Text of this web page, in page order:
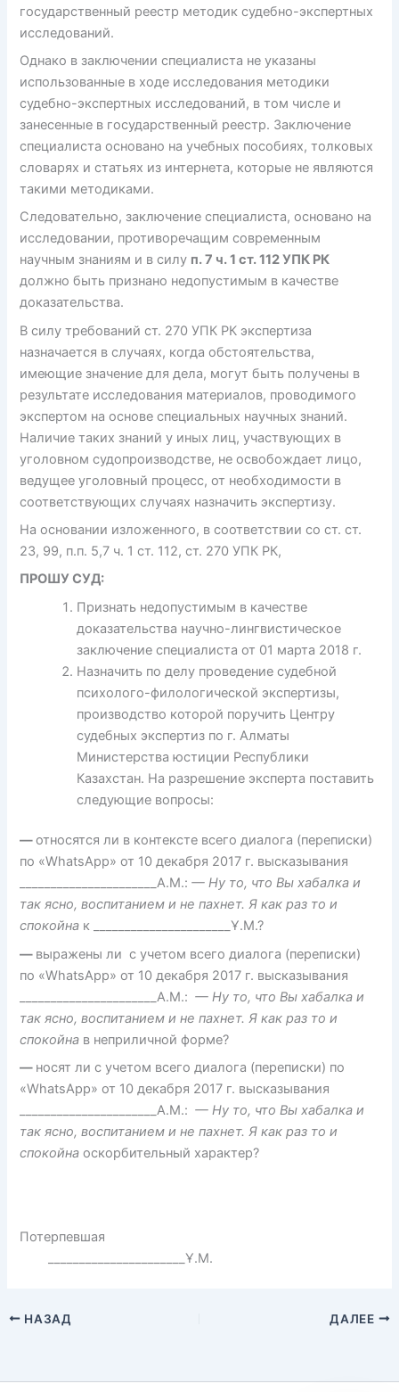
государственный реестр методик судебно-экспертных
исследований.
Однако в заключении специалиста не указаны
использованные в ходе исследования методики
судебно-экспертных исследований, в том числе и
занесенные в государственный реестр. Заключение
специалиста основано на учебных пособиях, толковых
словарях и статьях из интернета, которые не являются
такими методиками.
Следовательно, заключение специалиста, основано на
исследовании, противоречащим современным
научным знаниям и в силу п. 7 ч. 1 ст. 112 УПК РК
должно быть признано недопустимым в качестве
доказательства.
В силу требований ст. 270 УПК РК экспертиза
назначается в случаях, когда обстоятельства,
имеющие значение для дела, могут быть получены в
результате исследования материалов, проводимого
экспертом на основе специальных научных знаний.
Наличие таких знаний у иных лиц, участвующих в
уголовном судопроизводстве, не освобождает лицо,
ведущее уголовный процесс, от необходимости в
соответствующих случаях назначить экспертизу.
На основании изложенного, в соответствии со ст. ст.
23, 99, п.п. 5,7 ч. 1 ст. 112, ст. 270 УПК РК,
ПРОШУ СУД:
Признать недопустимым в качестве
доказательства научно-лингвистическое
заключение специалиста от 01 марта 2018 г.
Назначить по делу проведение судебной
психолого-филологической экспертизы,
производство которой поручить Центру
судебных экспертиз по г. Алматы
Министерства юстиции Республики
Казахстан. На разрешение эксперта поставить
следующие вопросы:
—относятся ли в контексте всего диалога (переписки)
по «WhatsApp» от 10 декабря 2017 г. высказывания
______________________А.М.:— Ну то, что Вы хабалка и
так ясно, воспитанием и не пахнет. Я как раз то и
спокойна к ______________________Ұ.М.?
— выражены ли с учетом всего диалога (переписки)
по «WhatsApp» от 10 декабря 2017 г. высказывания
______________________А.М.:— Ну то, что Вы хабалка и
так ясно, воспитанием и не пахнет. Я как раз то и
спокойна в неприличной форме?
— носят ли с учетом всего диалога (переписки) по
«WhatsApp» от 10 декабря 2017 г. высказывания
______________________А.М.:— Ну то, что Вы хабалка и
так ясно, воспитанием и не пахнет. Я как раз то и
спокойна оскорбительный характер?
Потерпевшая
______________________Ұ.М.
НАЗАД ДАЛЕЕ